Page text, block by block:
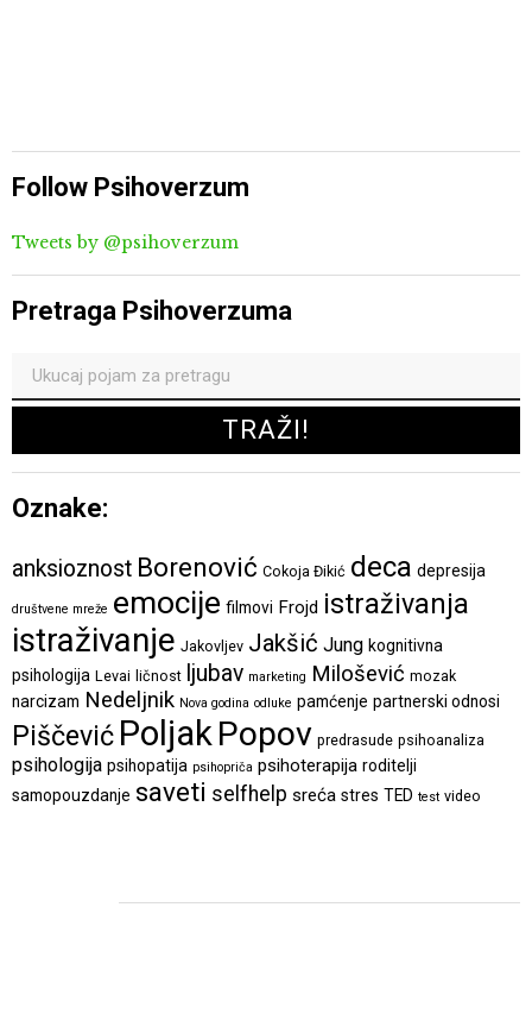
Follow Psihoverzum
Tweets by @psihoverzum
Pretraga Psihoverzuma
Oznake:
anksioznost Borenović Cokoja Đikić deca depresija
društvene mreže emocije filmovi Frojd istraživanja
istraživanje Jakovljev Jakšić Jung kognitivna
psihologija Levai ličnost ljubav marketing Milošević mozak
narcizam Nedeljnik Nova godina odluke pamćenje partnerski odnosi
Piščević PoljakPopov predrasude psihoanaliza
psihologija psihopatija psihopriča psihoterapija roditelji
samopouzdanje saveti selfhelp sreća stres TED test video